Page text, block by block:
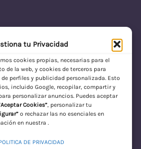
tu Privacidad
cookies propias, necesarias para el
de la web, y cookies de terceros para
perfiles y publicidad personalizada. Esto
incluido Google, recopilar, compartir y
personalizar anuncios. Puedes aceptar
Cookies”, personalizar tu
o rechazar las no esenciales en
en nuestra .
DE PRIVACIDAD
Online con Envío